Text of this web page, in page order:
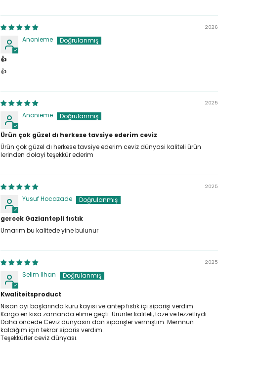
2026
Anonieme
👍
👍
2025
Anonieme
Ürün çok güzel dı herkese tavsiye ederim ceviz
Ürün çok güzel dı herkese tavsiye ederim ceviz dünyasi kaliteli ürün
lerinden dolayi teşekkür ederim
2025
Yusuf Hocazade
gercek Gaziantepli fıstık
Umarım bu kalitede yine bulunur
2025
Selim Ilhan
Kwaliteitsproduct
Nisan ayı başlarında kuru kayısı ve antep fıstık içi siparişi verdim.
Kargo en kısa zamanda elime geçti. Ürünler kaliteli, taze ve lezzetliydi.
Daha öncede Ceviz dünyasın dan siparişler vermiştim. Memnun
kaldığım için tekrar siparis verdim.
Teşekkürler ceviz dünyası.